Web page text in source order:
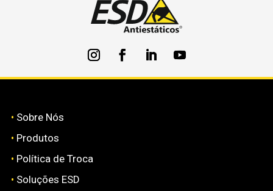
• Sobre Nós
• Produtos
• Política de Troca
• Soluções ESD